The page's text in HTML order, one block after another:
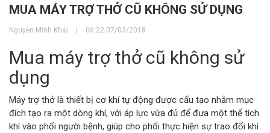
MUA MÁY TRỢ THỞ CŨ KHÔNG SỬ DỤNG
Nguyễn Minh Khải 06:22 07/03/2018
Mua máy trợ thở cũ không sử
dụng
Máy trợ thở là thiết bị cơ khí tự động được cấu tạo nhằm mục
đích tạo ra một dòng khí, với áp lực vừa đủ để đưa một thể tích
khí vào phổi người bệnh, giúp cho phổi thực hiện sự trao đổi khí